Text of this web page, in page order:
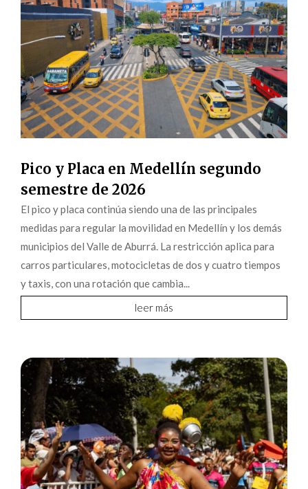
Pico y Placa en Medellín segundo
semestre de 2026
El pico y placa continúa siendo una de las principales
medidas para regular la movilidad en Medellín y los demás
municipios del Valle de Aburrá. La restricción aplica para
carros particulares, motocicletas de dos y cuatro tiempos
y taxis, con una rotación que cambia...
leer más